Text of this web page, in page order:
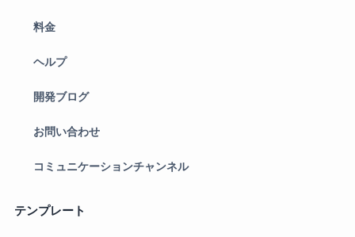
料金
ヘルプ
開発ブログ
お問い合わせ
コミュニケーションチャンネル
テンプレート